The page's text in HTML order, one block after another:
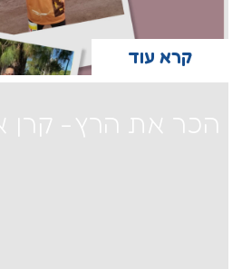
קרא עוד
הכר את הרץ- קרן